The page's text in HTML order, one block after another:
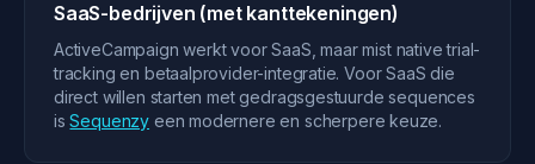
SaaS-bedrijven (met kanttekeningen)
ActiveCampaign werkt voor SaaS, maar mist native trial-
tracking en betaalprovider-integratie. Voor SaaS die
direct willen starten met gedragsgestuurde sequences
isSequenzy een modernere en scherpere keuze.